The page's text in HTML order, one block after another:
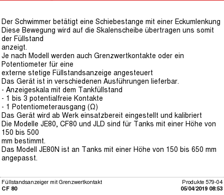
Der Schwimmer betätigt eine Schiebestange mit einer Eckumlenkung
Diese Bewegung wird auf die Skalenscheibe übertragen uns somit
der Füllstand
anzeigt.
Je nach Modell werden auch Grenzwertkontakte oder ein
Potentiometer für eine
externe stetige Füllstandsanzeige angesteuert
Das Gerät ist in verschiedenen Ausführungen lieferbar.
- Anzeigeskala mit dem Tankfüllstand
- 1 bis 3 potentialfreie Kontakte
- 1 Potentiometerausgang (Ω)
Das Gerät wird ab Werk einsatzbereit eingestellt und kalibriert
Die Modelle JE80, CF80 und JLD sind für Tanks mit einer Höhe von
150 bis 500
mm bestimmt.
Das Modell JE80N ist an Tanks mit einer Höhe von 150 bis 650 mm
angepasst.
Produkte 579-04
05/04/2019 08:53
Füllstandsanzeiger mit Grenzwertkontakt
CF 80